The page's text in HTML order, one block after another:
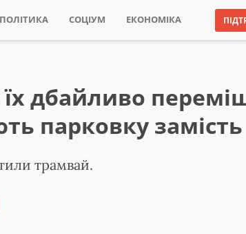
СОЦІУМ ЕКОНОМІКА
дбайливо
парковку замість
трамвай.